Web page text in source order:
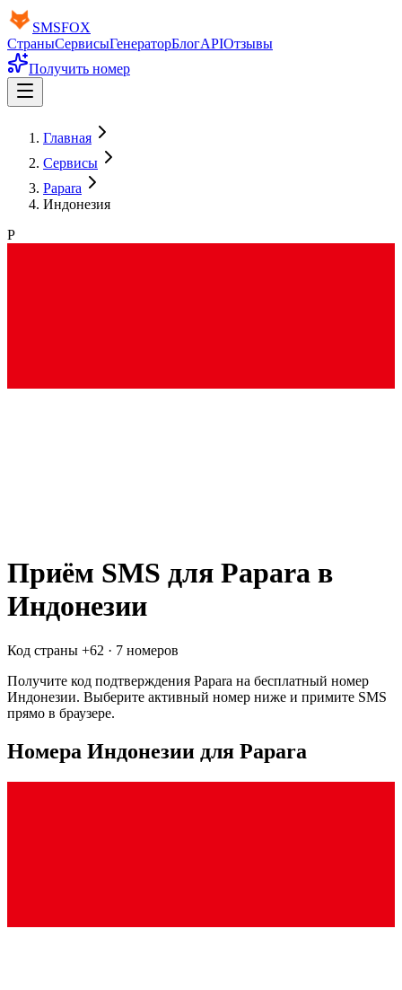
SMSFOX
СтраныСервисыГенераторБлогAPIОтзывы
Получить номер
Главная
Сервисы
Papara
Индонезия
P
Приём SMS для Papara в
Индонезии
Код страны +62 · 7 номеров
Получите код подтверждения Papara на бесплатный номер
Индонезии. Выберите активный номер ниже и примите SMS
прямо в браузере.
Номера Индонезии для Papara